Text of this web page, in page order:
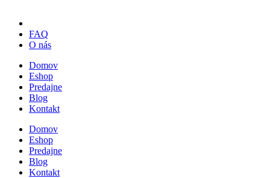
FAQ
O nás
Domov
Eshop
Predajne
Blog
Kontakt
Domov
Eshop
Predajne
Blog
Kontakt